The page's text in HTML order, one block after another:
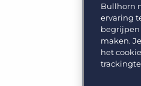
van de nieuwste
Bullhorn
ervaring
begrijpen
maken.
het